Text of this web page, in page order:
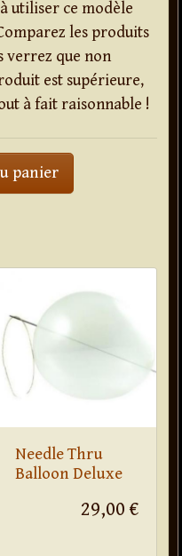
utiliser ce modèle
les produits
verrez que non
est supérieure,
à fait raisonnable !
panier' . Ring Box
Needle Thru
Balloon Deluxe
29,00 €